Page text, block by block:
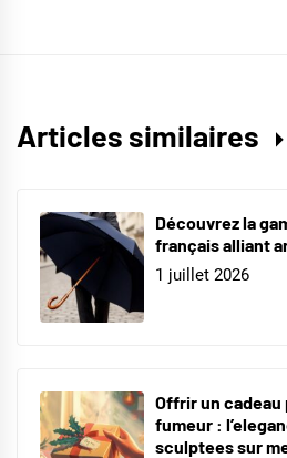
Articles similaires
Découvrez la
français alliant
1 juillet 2026
Offrir un cadeau
fumeur :
sculptees sur